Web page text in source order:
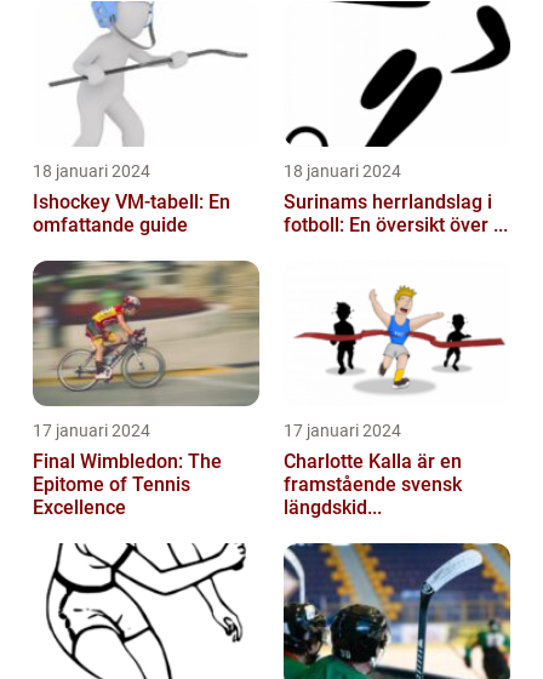
18 januari 2024
Ishockey VM-tabell: En
omfattande guide
18 januari 2024
Surinams herrlandslag i
fotboll: En översikt över ...
17 januari 2024
Final Wimbledon: The
Epitome of Tennis
Excellence
17 januari 2024
Charlotte Kalla är en
framstående svensk
längdskid...